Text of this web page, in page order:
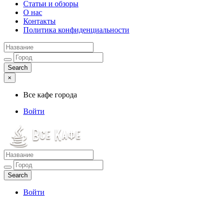
Статьи и обзоры
О нас
Контакты
Политика конфиденциальности
×
Все кафе города
Войти
Все кафе города
Каталог хороших кафе
Войти